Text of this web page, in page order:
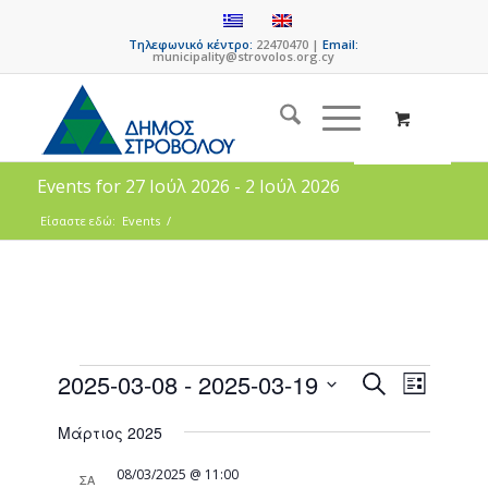
Τηλεφωνικό κέντρο: 22470470 |Email:
municipality@strovolos.org.cy
Events for 27 Ιούλ 2026 - 2 Ιούλ 2026
Είσαστε εδώ: Events /
Events
SearchEvent
Views
List
2025-03-08 - 2025-03-19
date.
Μάρτιος 2025
ΣΑ 08/03/2025 @ 11:00